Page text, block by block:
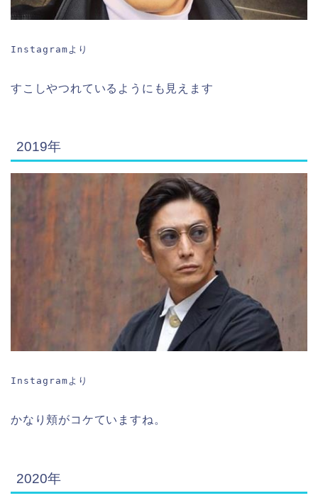
Instagramより
すこしやつれているようにも見えます
2019年
Instagramより
かなり頬がコケていますね。
2020年